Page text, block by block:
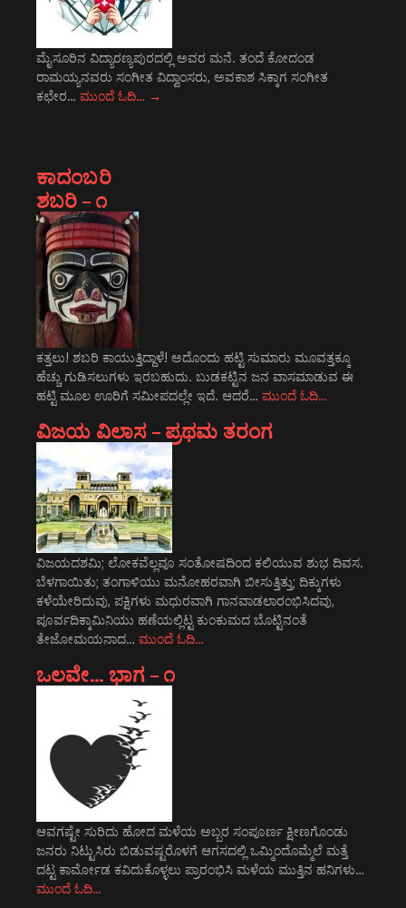
ಮೈಸೂರಿನ ವಿದ್ಯಾರಣ್ಯಪುರದಲ್ಲಿ ಅವರ ಮನೆ. ತಂದೆ ಕೋದಂಡ
ರಾಮಯ್ಯನವರು ಸಂಗೀತ ವಿದ್ವಾಂಸರು, ಅವಕಾಶ ಸಿಕ್ಕಾಗ ಸಂಗೀತ
ಕಛೇರ… ಮುಂದೆ ಓದಿ… →
ಕಾದಂಬರಿ
ಶಬರಿ – ೧
ಕತ್ತಲು! ಶಬರಿ ಕಾಯುತ್ತಿದ್ದಾಳೆ! ಅದೊಂದು ಹಟ್ಟಿ ಸುಮಾರು ಮೂವತ್ತಕ್ಕೂ
ಹೆಚ್ಚು ಗುಡಿಸಲುಗಳು ಇರಬಹುದು. ಬುಡಕಟ್ಟಿನ ಜನ ವಾಸಮಾಡುವ ಈ
ಹಟ್ಟಿ ಮೂಲ ಊರಿಗೆ ಸಮೀಪದಲ್ಲೇ ಇದೆ. ಆದರೆ… ಮುಂದೆ ಓದಿ…
ವಿಜಯ ವಿಲಾಸ – ಪ್ರಥಮ ತರಂಗ
ವಿಜಯದಶಮಿ; ಲೋಕವೆಲ್ಲವೂ ಸಂತೋಷದಿಂದ ಕಲಿಯುವ ಶುಭ ದಿವಸ.
ಬೆಳಗಾಯಿತು; ತಂಗಾಳಿಯು ಮನೋಹರವಾಗಿ ಬೀಸುತ್ತಿತ್ತು; ದಿಕ್ಕುಗಳು
ಕಳೆಯೇರಿದುವು, ಪಕ್ಷಿಗಳು ಮಧುರವಾಗಿ ಗಾನವಾಡಲಾರಂಭಿಸಿದವು,
ಪೂರ್ವದಿಕ್ಕಾಮಿನಿಯು ಹಣೆಯಲ್ಲಿಟ್ಟ ಕುಂಕುಮದ ಬೊಟ್ಟಿನಂತೆ
ತೇಜೋಮಯನಾದ… ಮುಂದೆ ಓದಿ…
ಒಲವೇ… ಭಾಗ – ೧
ಆವಗಷ್ಟೇ ಸುರಿದು ಹೋದ ಮಳೆಯ ಅಬ್ಬರ ಸಂಪೂರ್ಣ ಕ್ಷೀಣಗೊಂಡು
ಜನರು ನಿಟ್ಟುಸಿರು ಬಿಡುವಷ್ಟರೊಳಗೆ ಆಗಸದಲ್ಲಿ ಒಮ್ಮಿಂದೊಮ್ಮೆಲೆ ಮತ್ತೆ
ದಟ್ಟ ಕಾರ್ಮೋಡ ಕವಿದುಕೊಳ್ಳಲು ಪ್ರಾರಂಭಿಸಿ ಮಳೆಯ ಮುತ್ತಿನ ಹನಿಗಳು…
ಮುಂದೆ ಓದಿ…